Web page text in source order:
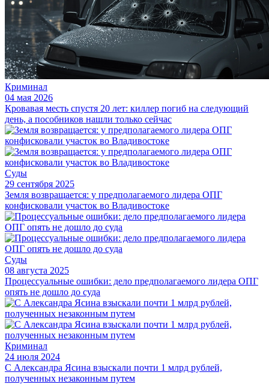
Криминал
04 мая 2026
Кровавая месть спустя 20 лет: киллер погиб на следующий
день, а пособников нашли только сейчас
Суды
29 сентября 2025
Земля возвращается: у предполагаемого лидера ОПГ
конфисковали участок во Владивостоке
Суды
08 августа 2025
Процессуальные ошибки: дело предполагаемого лидера ОПГ
опять не дошло до суда
Криминал
24 июля 2024
С Александра Ясина взыскали почти 1 млрд рублей,
полученных незаконным путем